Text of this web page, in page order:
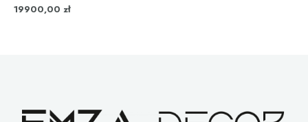
19900,00 zł